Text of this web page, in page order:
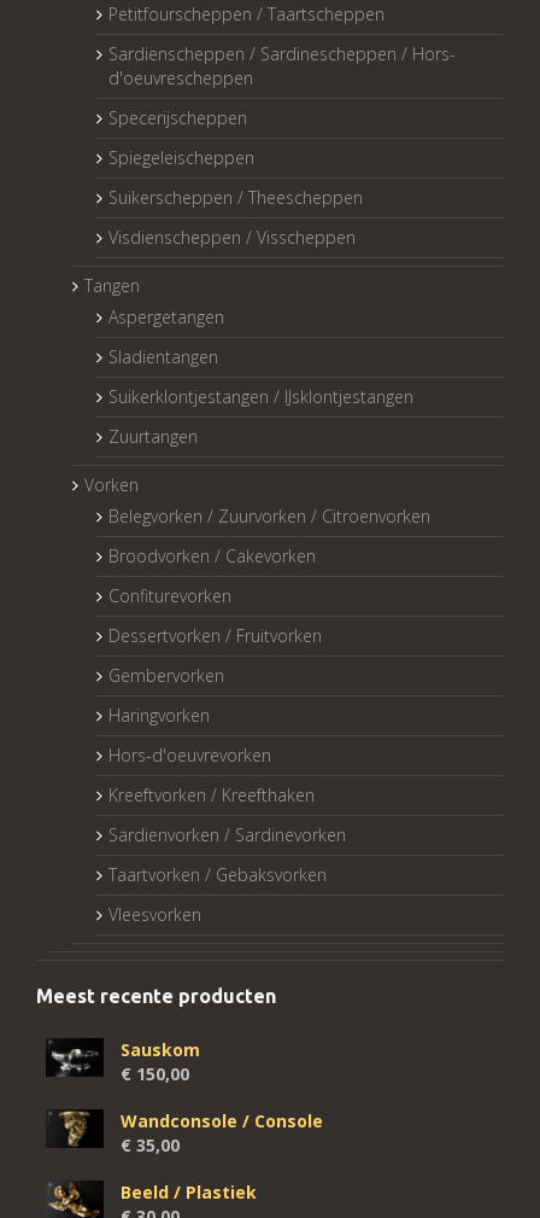
Petitfourscheppen / Taartscheppen
Sardienscheppen / Sardinescheppen / Hors-
d'oeuvrescheppen
Specerijscheppen
Spiegeleischeppen
Suikerscheppen / Theescheppen
Visdienscheppen / Visscheppen
Tangen
Aspergetangen
Sladientangen
Suikerklontjestangen / IJsklontjestangen
Zuurtangen
Vorken
Belegvorken / Zuurvorken / Citroenvorken
Broodvorken / Cakevorken
Confiturevorken
Dessertvorken / Fruitvorken
Gembervorken
Haringvorken
Hors-d'oeuvrevorken
Kreeftvorken / Kreefthaken
Sardienvorken / Sardinevorken
Taartvorken / Gebaksvorken
Vleesvorken
Meest recente producten
Sauskom
€ 150,00
Wandconsole / Console
€ 35,00
Beeld / Plastiek